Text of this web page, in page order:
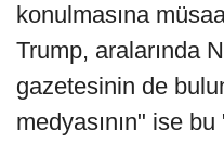
konulmasına
Trump, aralarında
gazetesinin de
medyasının" ise bu